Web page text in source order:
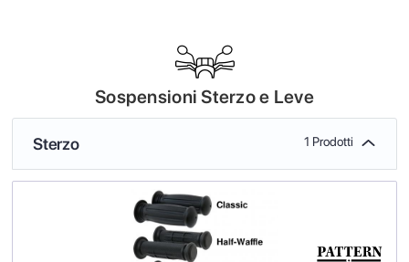
Sospensioni Sterzo e Leve
Sterzo 1 Prodotti